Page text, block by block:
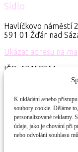
K ukládání a/nebo
soubory cookie. Děláme
personalizované reklamy.
údaje, jako je chování při
nebo odvolání souhlasu
Sídlo
Havlíčkovo náměstí
591 01 Žďár nad
Ukázat adresu na
IČO: 62158261
ID schránky: iwdenna
Kontakt
+420 776 259
info@popalky.cz